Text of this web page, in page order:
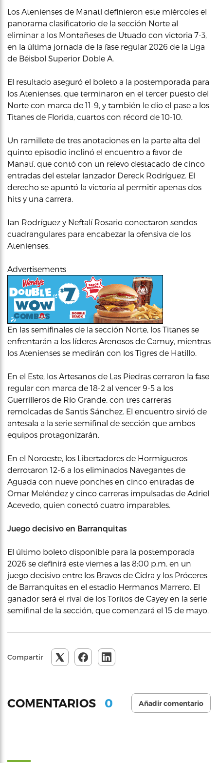
Los Atenienses de Manatí definieron este miércoles el
panorama clasificatorio de la sección Norte al
eliminar a los Montañeses de Utuado con victoria 7-3,
en la última jornada de la fase regular 2026 de la Liga
de Béisbol Superior Doble A.
El resultado aseguró el boleto a la postemporada para
los Atenienses, que terminaron en el tercer puesto del
Norte con marca de 11-9, y también le dio el pase a los
Titanes de Florida, cuartos con récord de 10-10.
Un ramillete de tres anotaciones en la parte alta del
quinto episodio inclinó el encuentro a favor de
Manatí, que contó con un relevo destacado de cinco
entradas del estelar lanzador Dereck Rodríguez. El
derecho se apuntó la victoria al permitir apenas dos
hits y una carrera.
Ian Rodríguez y Neftalí Rosario conectaron sendos
cuadrangulares para encabezar la ofensiva de los
Atenienses.
Advertisements
En las semifinales de la sección Norte, los Titanes se
enfrentarán a los líderes Arenosos de Camuy, mientras
los Atenienses se medirán con los Tigres de Hatillo.
En el Este, los Artesanos de Las Piedras cerraron la fase
regular con marca de 18-2 al vencer 9-5 a los
Guerrilleros de Río Grande, con tres carreras
remolcadas de Santis Sánchez. El encuentro sirvió de
antesala a la serie semifinal de sección que ambos
equipos protagonizarán.
En el Noroeste, los Libertadores de Hormigueros
derrotaron 12-6 a los eliminados Navegantes de
Aguada con nueve ponches en cinco entradas de
Omar Meléndez y cinco carreras impulsadas de Adriel
Acevedo, quien conectó cuatro imparables.
Juego decisivo en Barranquitas
El último boleto disponible para la postemporada
2026 se definirá este viernes a las 8:00 p.m. en un
juego decisivo entre los Bravos de Cidra y los Próceres
de Barranquitas en el estadio Hermanos Marrero. El
ganador será el rival de los Toritos de Cayey en la serie
semifinal de la sección, que comenzará el 15 de mayo.
Compartir
COMENTARIOS 0 Añadir comentario